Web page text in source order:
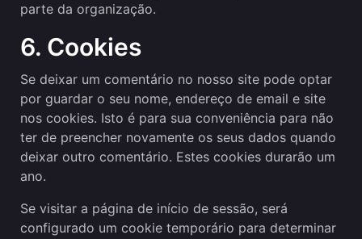
parte da organização.
6. Cookies
Se deixar um comentário no nosso site pode optar
por guardar o seu nome, endereço de email e site
nos cookies. Isto é para sua conveniência para não
ter de preencher novamente os seus dados quando
deixar outro comentário. Estes cookies durarão um
ano.
Se visitar a página de início de sessão, será
configurado um cookie temporário para determinar